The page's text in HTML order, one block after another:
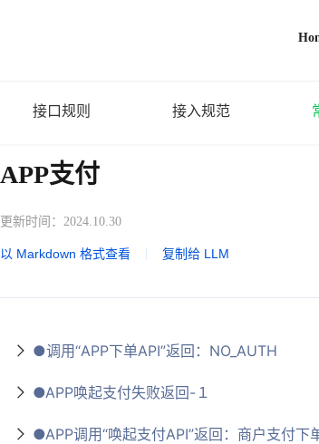
接口规则 接入规范
APP支付
更新时间：2024.10.30
以 Markdown 格式查看 复制给 LLM
●调用“APP下单API”返回：NO_AUTH
●APP唤起支付失败返回-１
●APP调用“唤起支付API”返回：商户支付下